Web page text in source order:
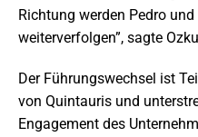
Richtung werden Pedro
weiterverfolgen”, sagte
Der Führungswechsel ist
von Quintauris und
Engagement des